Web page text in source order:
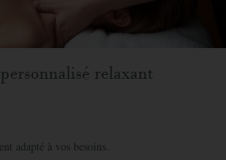
relaxant
adapté à vos besoins.